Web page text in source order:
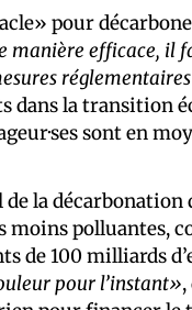
pour
manière efficace, il
dans la transition
sont en
la
polluantes,
de 100 milliards
pour l’instant»